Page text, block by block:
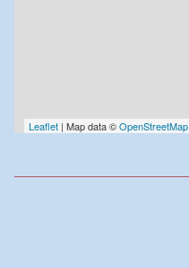
Leaflet | Map data ©OpenStreetMap